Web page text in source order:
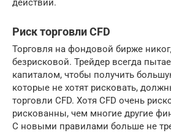
действий.
Риск торговли CFD
Торговля на фондовой бирже
безрисковой. Трейдер всегда
капиталом, чтобы получить
которые не хотят рисковать,
торговли CFD. Хотя CFD очень
рискованны, чем многие другие
С новыми правилами больше не